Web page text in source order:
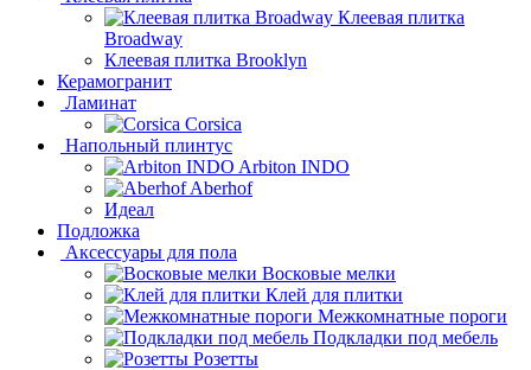
Клеевая плитка
Broadway
Клеевая плитка Brooklyn
Керамогранит
Ламинат
Corsica
Напольный плинтус
Arbiton INDO
Aberhof
Идеал
Подложка
Аксессуары для пола
Восковые мелки
Клей для плитки
Межкомнатные пороги
Подкладки под мебель
Розетты